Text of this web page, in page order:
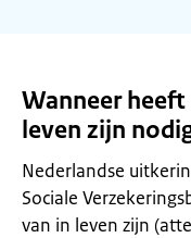
Wanneer
leven zijn
Nederlandse
Sociale
van in leven zijn